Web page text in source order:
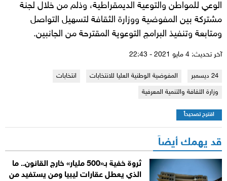
الوعي للمواطن والتوعية الديمقراطية، وذلم من خلال لجنة
مشتركة بين المفوضية ووزارة الثقافة لتسهيل التواصل
ومتابعة وتنفيذ البرامج التوعوية المقترحة من الجانبين.
آخر تحديث: 4 مايو 2021 - 22:43
24 ديسمبر المفوضية الوطنية العليا للانتخابات
انتخابات
وزارة الثقافة والتنمية المعرفية
اقترح تصحيحاً
قد يهمك أيضاً
ثروة خفية بـ«500 مليار» خارج القانون.. ما
الذي يعطل عقارات ليبيا ومن يستفيد من